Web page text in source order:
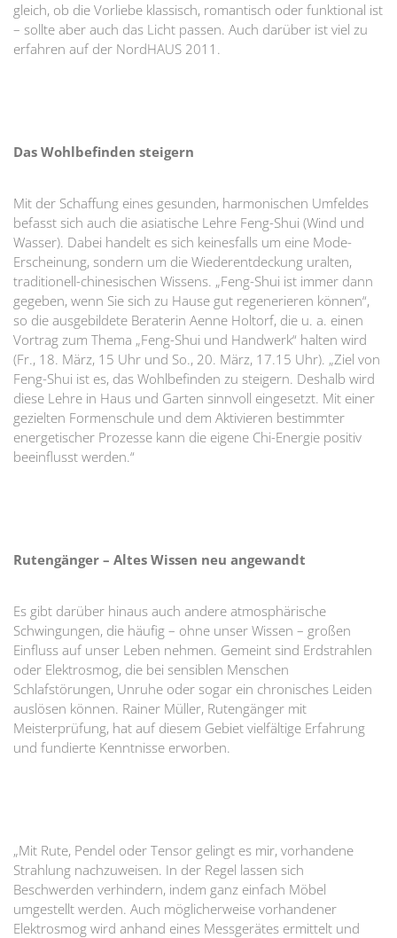
gleich, ob die Vorliebe klassisch, romantisch oder funktional ist
– sollte aber auch das Licht passen. Auch darüber ist viel zu
erfahren auf der NordHAUS 2011.
Das Wohlbefinden steigern
Mit der Schaffung eines gesunden, harmonischen Umfeldes
befasst sich auch die asiatische Lehre Feng-Shui (Wind und
Wasser). Dabei handelt es sich keinesfalls um eine Mode-
Erscheinung, sondern um die Wiederentdeckung uralten,
traditionell-chinesischen Wissens. „Feng-Shui ist immer dann
gegeben, wenn Sie sich zu Hause gut regenerieren können“,
so die ausgebildete Beraterin Aenne Holtorf, die u. a. einen
Vortrag zum Thema „Feng-Shui und Handwerk“ halten wird
(Fr., 18. März, 15 Uhr und So., 20. März, 17.15 Uhr). „Ziel von
Feng-Shui ist es, das Wohlbefinden zu steigern. Deshalb wird
diese Lehre in Haus und Garten sinnvoll eingesetzt. Mit einer
gezielten Formenschule und dem Aktivieren bestimmter
energetischer Prozesse kann die eigene Chi-Energie positiv
beeinflusst werden.“
Rutengänger – Altes Wissen neu angewandt
Es gibt darüber hinaus auch andere atmosphärische
Schwingungen, die häufig – ohne unser Wissen – großen
Einfluss auf unser Leben nehmen. Gemeint sind Erdstrahlen
oder Elektrosmog, die bei sensiblen Menschen
Schlafstörungen, Unruhe oder sogar ein chronisches Leiden
auslösen können. Rainer Müller, Rutengänger mit
Meisterprüfung, hat auf diesem Gebiet vielfältige Erfahrung
und fundierte Kenntnisse erworben.
„Mit Rute, Pendel oder Tensor gelingt es mir, vorhandene
Strahlung nachzuweisen. In der Regel lassen sich
Beschwerden verhindern, indem ganz einfach Möbel
umgestellt werden. Auch möglicherweise vorhandener
Elektrosmog wird anhand eines Messgerätes ermittelt und